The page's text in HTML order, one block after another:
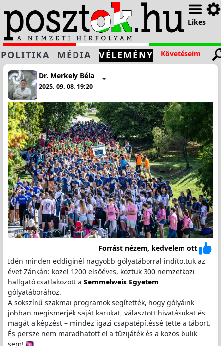
Likes
POLITIKA MÉDIA VÉLEMÉNY Követéseim
Dr. Merkely Béla
2025. 09. 08. 19:20
Forrást nézem, kedvelem ott
Idén minden eddiginél nagyobb gólyatáborral indítottuk az
évet Zánkán: közel 1200 elsőéves, köztük 300 nemzetközi
hallgató csatlakozott a Semmelweis Egyetem
gólyatáborához.
A sokszínű szakmai programok segítették, hogy gólyáink
jobban megismerjék saját karukat, választott hivatásukat és
magát a képzést – mindez igazi csapatépítéssé tette a tábort.
És persze nem maradhatott el a tűzijáték és a közös bulik
sem!